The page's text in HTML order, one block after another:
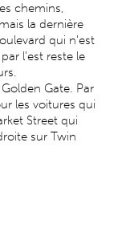
chemins,
la dernière
qui n'est
l'est reste le
Gate. Par
les voitures qui
Street qui
sur Twin